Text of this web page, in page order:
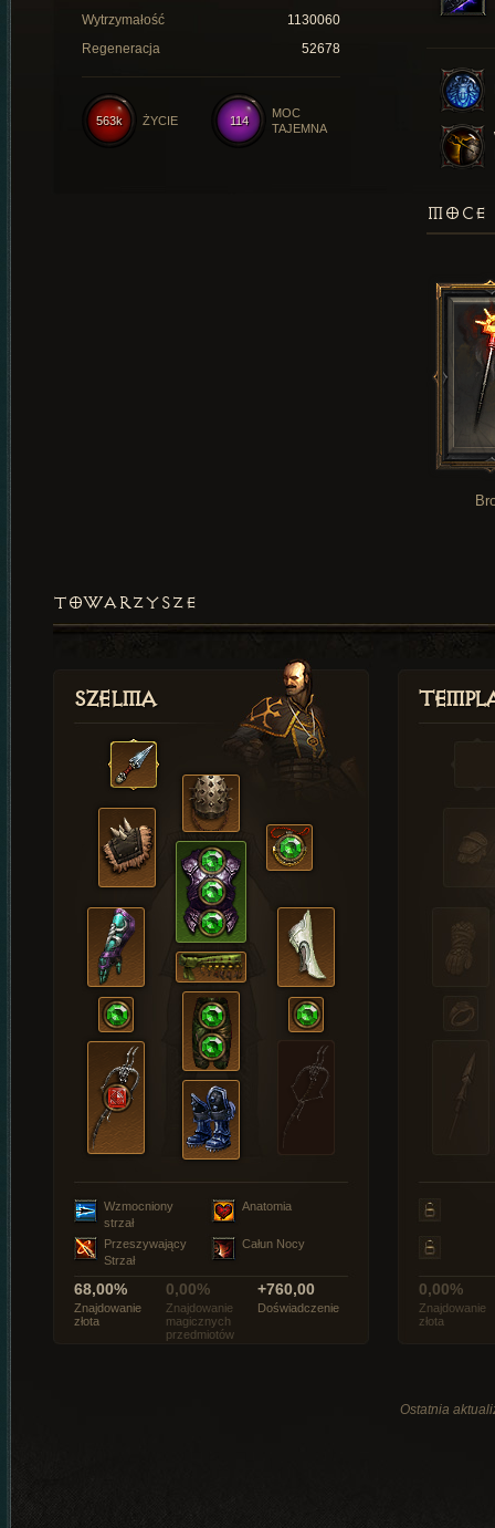
Wytrzymałość
1130060
Regeneracja
52678
114
MOC
TAJEMNA
563k ŻYCIE
TOWARZYSZE
Szelma
Wzmocniony
strzał
Anatomia
Przeszywający
Strzał
Całun Nocy
68,00%
Znajdowanie
złota
0,00%
Znajdowanie
magicznych
przedmiotów
+760,00
Doświadczenie
0,00%
Znajdowanie
złota
Ostatnia